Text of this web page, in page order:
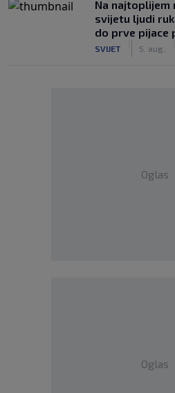
Na najtoplijem
svijetu ljudi
do prve pijace
SVIJET 5. aug.
Oglas
Oglas